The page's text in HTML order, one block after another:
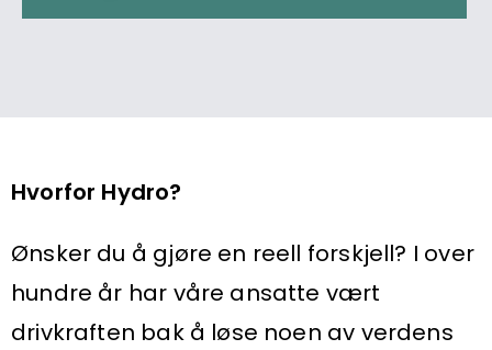
Hvorfor Hydro?
Ønsker du å gjøre en reell forskjell? I over
hundre år har våre ansatte vært
drivkraften bak å løse noen av verdens